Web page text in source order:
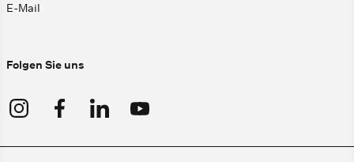
E-Mail
Folgen Sie uns